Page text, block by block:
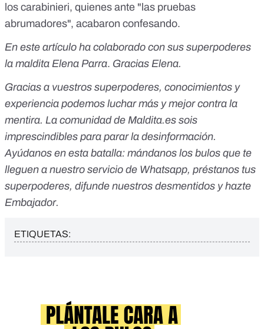
los carabinieri, quienes ante "las pruebas
abrumadores", acabaron confesando.
En este artículo ha colaborado con sus superpoderes
la maldita Elena Parra. Gracias Elena.
Gracias a vuestros superpoderes, conocimientos y
experiencia podemos luchar más y mejor contra la
mentira. La comunidad de Maldita.es sois
imprescindibles para parar la desinformación.
Ayúdanos en esta batalla: mándanos los bulos que te
lleguen a nuestro servicio de Whatsapp, préstanos tus
superpoderes, difunde nuestros desmentidos yhazte
Embajador.
ETIQUETAS: